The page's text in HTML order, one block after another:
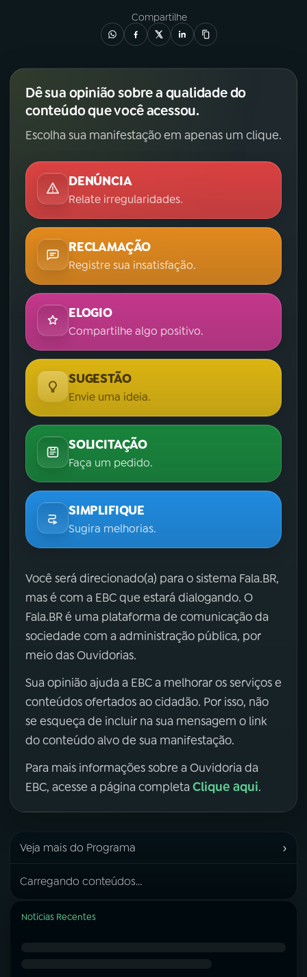
Compartilhe
Dê sua opinião sobre a qualidade do
conteúdo que você acessou.
Escolha sua manifestação em apenas um clique.
DENÚNCIA
Relate irregularidades.
RECLAMAÇÃO
Registre sua insatisfação.
ELOGIO
Compartilhe algo positivo.
SUGESTÃO
Envie uma ideia.
SOLICITAÇÃO
Faça um pedido.
SIMPLIFIQUE
Sugira melhorias.
Você será direcionado(a) para o sistema Fala.BR,
mas é com a EBC que estará dialogando. O
Fala.BR é uma plataforma de comunicação da
sociedade com a administração pública, por
meio das Ouvidorias.
Sua opinião ajuda a EBC a melhorar os serviços e
conteúdos ofertados ao cidadão. Por isso, não
se esqueça de incluir na sua mensagem o link
do conteúdo alvo de sua manifestação.
Para mais informações sobre a Ouvidoria da
EBC, acesse a página completa Clique aqui.
Veja mais do Programa ›
Carregando conteúdos...
Notícias Recentes